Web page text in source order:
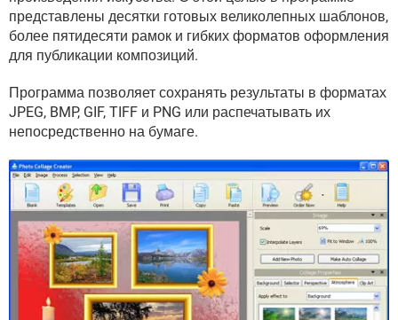
представлены десятки готовых великолепных шаблонов,
более пятидесяти рамок и гибких форматов оформления
для публикации композиций.
Программа позволяет сохранять результаты в форматах
JPEG, BMP, GIF, TIFF и PNG или распечатывать их
непосредственно на бумаге.